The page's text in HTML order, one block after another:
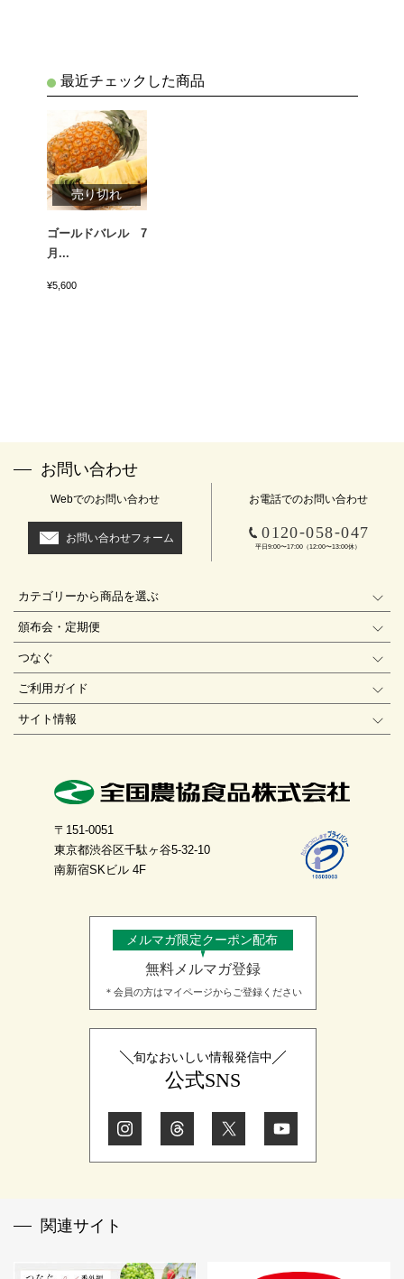
最近チェックした商品
売り切れ
ゴールドバレル 7
月...
¥5,600
お問い合わせ
Webでのお問い合わせ
お問い合わせフォーム
お電話でのお問い合わせ
0120-058-047
平日9:00〜17:00（12:00〜13:00休）
カテゴリーから商品を選ぶ
頒布会・定期便
つなぐ
ご利用ガイド
サイト情報
〒151-0051
東京都渋谷区千駄ヶ谷5-32-10
南新宿SKビル 4F
メルマガ限定クーポン配布
無料メルマガ登録
＊会員の方はマイページからご登録ください
旬なおいしい情報発信中
公式SNS
関連サイト